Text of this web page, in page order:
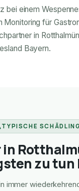
bei einem
Monitoring für
in
Bayern.
TYPISCHE
in
zu tun
immer